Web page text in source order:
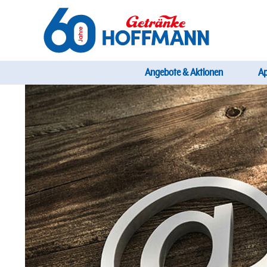
Startseite Getränke Hoffmann
Angebote & Aktionen